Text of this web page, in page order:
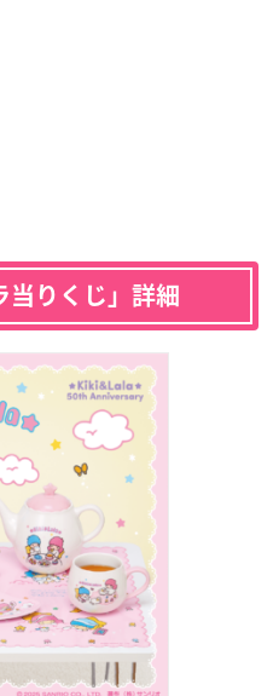
当りくじ」詳細